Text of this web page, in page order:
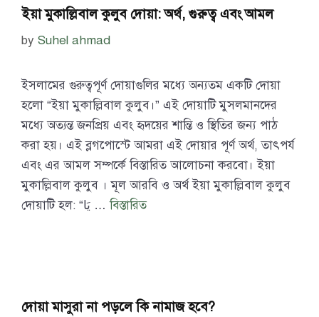
ইয়া মুকাল্লিবাল কুলুব দোয়া: অর্থ, গুরুত্ব এবং আমল
by Suhel ahmad
ইসলামের গুরুত্বপূর্ণ দোয়াগুলির মধ্যে অন্যতম একটি দোয়া
হলো “ইয়া মুকাল্লিবাল কুলুব।” এই দোয়াটি মুসলমানদের
মধ্যে অত্যন্ত জনপ্রিয় এবং হৃদয়ের শান্তি ও স্থিতির জন্য পাঠ
করা হয়। এই ব্লগপোস্টে আমরা এই দোয়ার পূর্ণ অর্থ, তাৎপর্য
এবং এর আমল সম্পর্কে বিস্তারিত আলোচনা করবো। ইয়া
মুকাল্লিবাল কুলুব । মূল আরবি ও অর্থ ইয়া মুকাল্লিবাল কুলুব
দোয়াটি হল: “يَا …বিস্তারিত
দোয়া মাসুরা না পড়লে কি নামাজ হবে?